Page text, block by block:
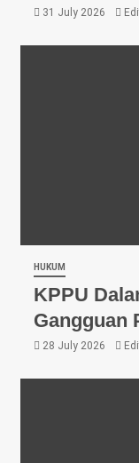
31 July 2026
HUKUM
KPPU
Gangguan
28 July 2026